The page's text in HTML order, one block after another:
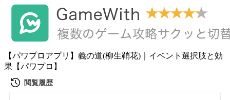
【パワプロアプリ】義の道(柳生鞘花)｜イベント選択肢と効
果【パワプロ】